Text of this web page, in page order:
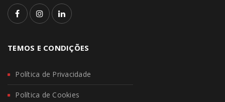
TEMOS E CONDIÇÕES
Política de Privacidade
Política de Cookies